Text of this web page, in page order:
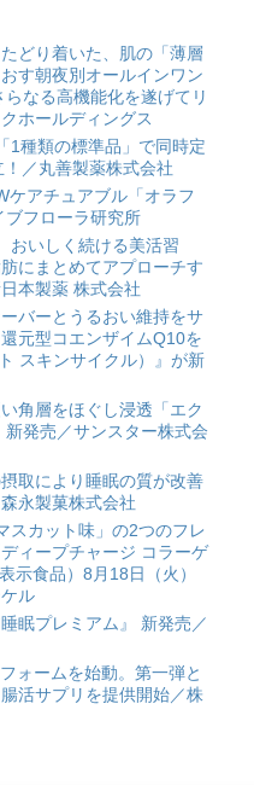
どり着いた、肌の「薄層
す朝夜別オールインワン
らなる高機能化を遂げてリ
ホールディングス
1種類の標準品」で同時定
／丸善製薬株式会社
ケアチュアブル「オラフ
ブフローラ研究所
おいしく続ける美活習
にまとめてアプローチす
本製薬 株式会社
バーとうるおい維持をサ
元型コエンザイムQ10を
スキンサイクル）』が新
角層をほぐし浸透「エク
発売／サンスター株式会
取により睡眠の質が改善
永製菓株式会社
スカット味」の2つのフレ
ィープチャージ コラーゲ
示食品）8月18日（火）
ル
眠プレミアム』 新発売／
ォームを始動。第一弾と
活サプリを提供開始／株